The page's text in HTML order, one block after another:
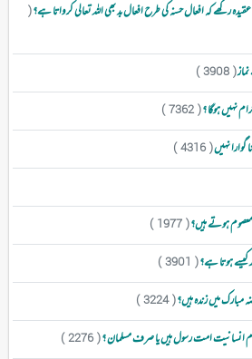
رکھے کہ افعال حسنہ کی طرح افعال بد بھی اللہ تعالی کرواتا ہے؟(
( 3908 )
نہیں ہوگا ؟( 7362 )
نہیں( 4316 )
معصوم ہوتے ہیں؟( 1977 )
کیسے ہوتا ہے؟( 3901 )
میں زندہ ہیں؟( 3224 )
انسانیت امت رسول ہیں یا صرف مسلمان ؟( 2276 )